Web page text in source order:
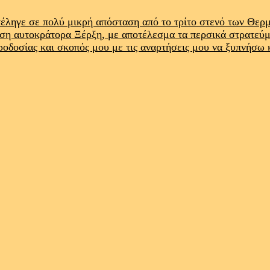
σε πολύ μικρή απόσταση από το τρίτο στενό των
αυτοκράτορα Ξέρξη, με αποτέλεσμα τα περσικά
και σκοπός μου με τις αναρτήσεις μου να